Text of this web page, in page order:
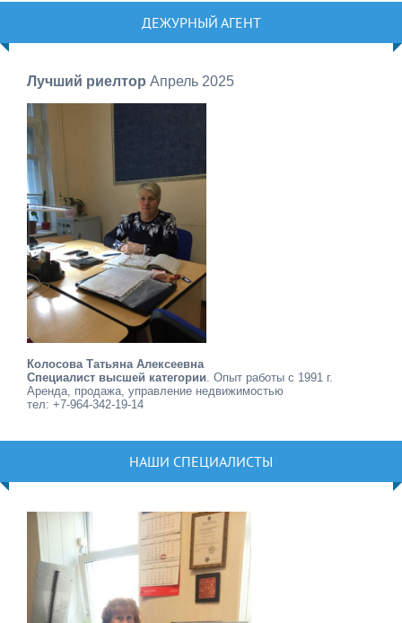
ДЕЖУРНЫЙ АГЕНТ
Лучший риелтор Апрель 2025
Колосова Татьяна Алексеевна
Специалист высшей категории . Опыт работы с 1991 г.
Аренда, продажа, управление недвижимостью
тел: +7-964-342-19-14
НАШИ СПЕЦИАЛИСТЫ